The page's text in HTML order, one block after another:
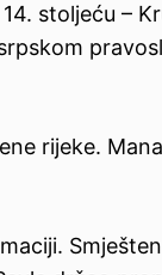
stoljeću –
rijeke.